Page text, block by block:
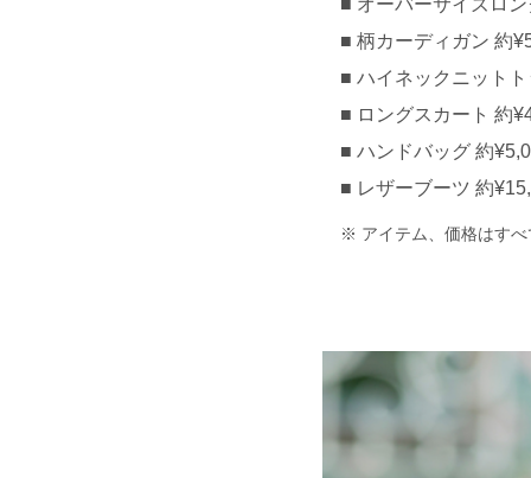
オーバーサイズロ
柄カーディガン 約
ハイネックニット
ロングスカート 約
ハンドバッグ 約
レザーブーツ 約
アイテム、価格はす